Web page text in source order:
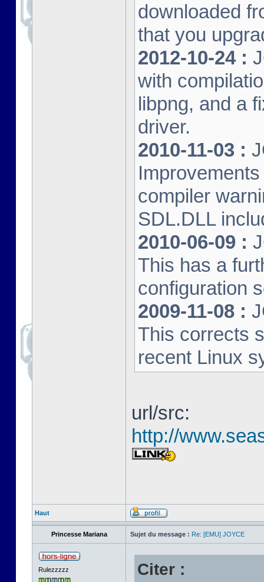
downloaded
that you
2012-10-24 :
with
libpng, and a
driver.
2010-11-03 :
compiler
SDL.DLL
2010-06-09 :
This has a
configuration
2009-11-08 :
This corrects
recent Linux
url/src:
http://
Haut
Princesse Mariana Sujet du message : Re: [EMU] JOYCE
Rulezzzzz Citer :